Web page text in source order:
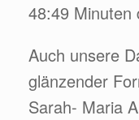
48:49 Minuten
Auch unsere
glänzender
Sarah- Maria